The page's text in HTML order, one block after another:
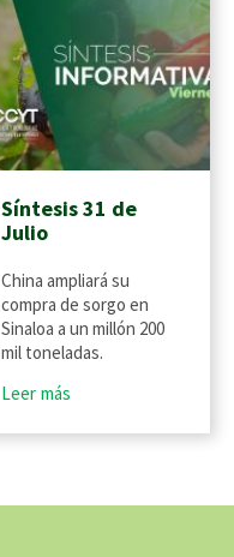
Síntesis 31 de
Julio
China ampliará su
compra de sorgo en
Sinaloa a un millón 200
mil toneladas.
Leer más